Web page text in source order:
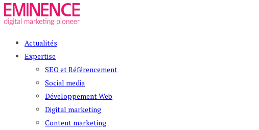
Actualités
Expertise
SEO et Référencement
Social media
Développement Web
Digital marketing
Content marketing